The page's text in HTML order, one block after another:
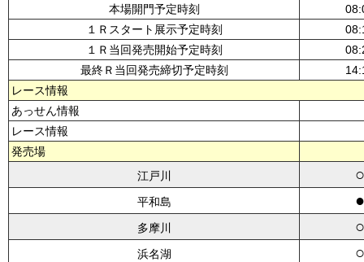
本場開門予定時刻
１Ｒスタート展示予定時刻
１Ｒ当回発売開始予定時刻
最終Ｒ当回発売締切予定時刻
レース情報
あっせん情報
レース情報
発売場
江戸川
○
平和島 ●
多摩川 ○
浜名湖 ○